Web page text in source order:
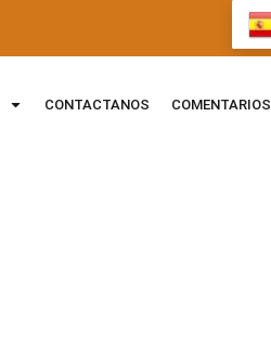
CONTACTANOS COMENTARIOS